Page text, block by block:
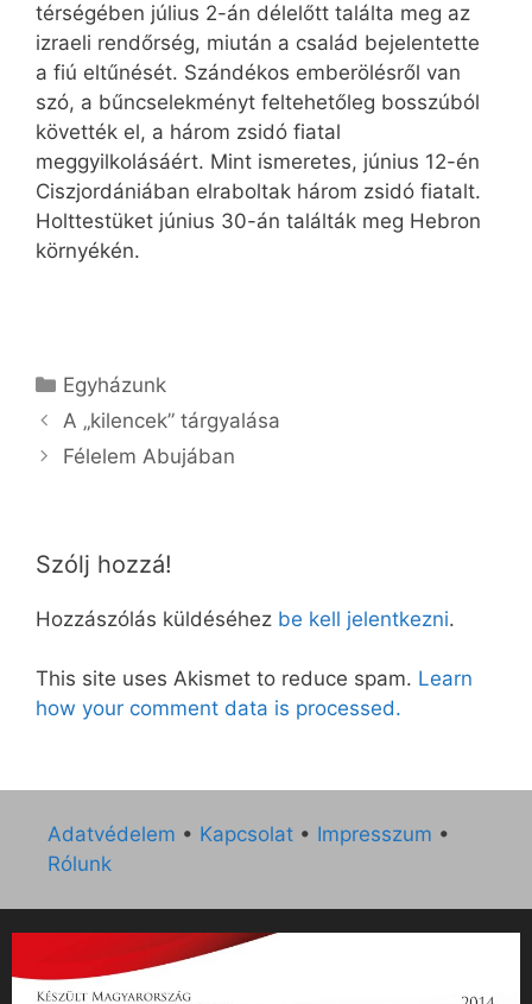
térségében július 2-án délelőtt találta meg az
izraeli rendőrség, miután a család bejelentette
a fiú eltűnését. Szándékos emberölésről van
szó, a bűncselekményt feltehetőleg bosszúból
követték el, a három zsidó fiatal
meggyilkolásáért. Mint ismeretes, június 12-én
Ciszjordániában elraboltak három zsidó fiatalt.
Holttestüket június 30-án találták meg Hebron
környékén.
Kategória
Egyházunk
A „kilencek” tárgyalása
Félelem Abujában
Szólj hozzá!
Hozzászólás küldéséhez be kell jelentkezni.
This site uses Akismet to reduce spam. Learn
how your comment data is processed.
Adatvédelem • Kapcsolat • Impresszum •
Rólunk